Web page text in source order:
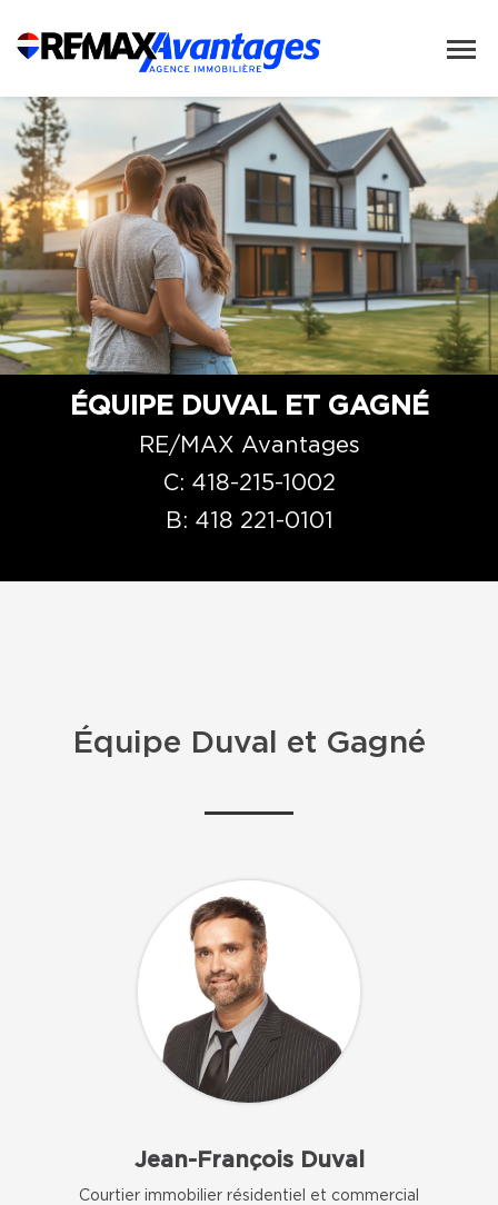
ÉQUIPE DUVAL ET GAGNÉ
RE/MAX Avantages
C: 418-215-1002
B: 418 221-0101
Équipe Duval et Gagné
Jean-François Duval
Courtier immobilier résidentiel et commercial